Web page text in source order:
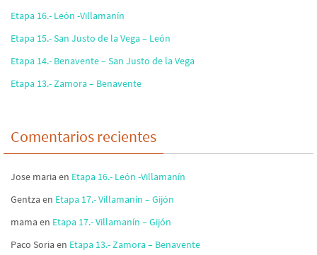
Etapa 16.- León -Villamanín
Etapa 15.- San Justo de la Vega – León
Etapa 14.- Benavente – San Justo de la Vega
Etapa 13.- Zamora – Benavente
Comentarios recientes
Jose mariaen Etapa 16.- León -Villamanín
Gentzaen Etapa 17.- Villamanín – Gijón
mamaen Etapa 17.- Villamanín – Gijón
Paco Soriaen Etapa 13.- Zamora – Benavente